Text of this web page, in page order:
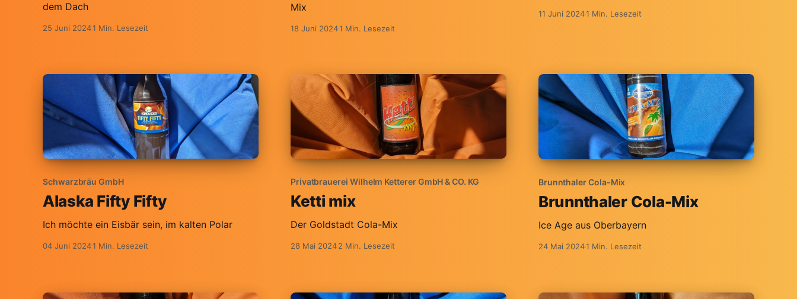
dem Dach
25 Juni 20241 Min. Lesezeit
Mix
18 Juni 20241 Min. Lesezeit
11 Juni 20241 Min. Lesezeit
Schwarzbräu GmbH
Alaska Fifty Fifty
Ich möchte ein Eisbär sein, im kalten Polar
04 Juni 20241 Min. Lesezeit
Privatbrauerei Wilhelm Ketterer GmbH & CO. KG
Ketti mix
Der Goldstadt Cola-Mix
28 Mai 20242 Min. Lesezeit
Brunnthaler Cola-Mix
Brunnthaler Cola-Mix
Ice Age aus Oberbayern
24 Mai 20241 Min. Lesezeit